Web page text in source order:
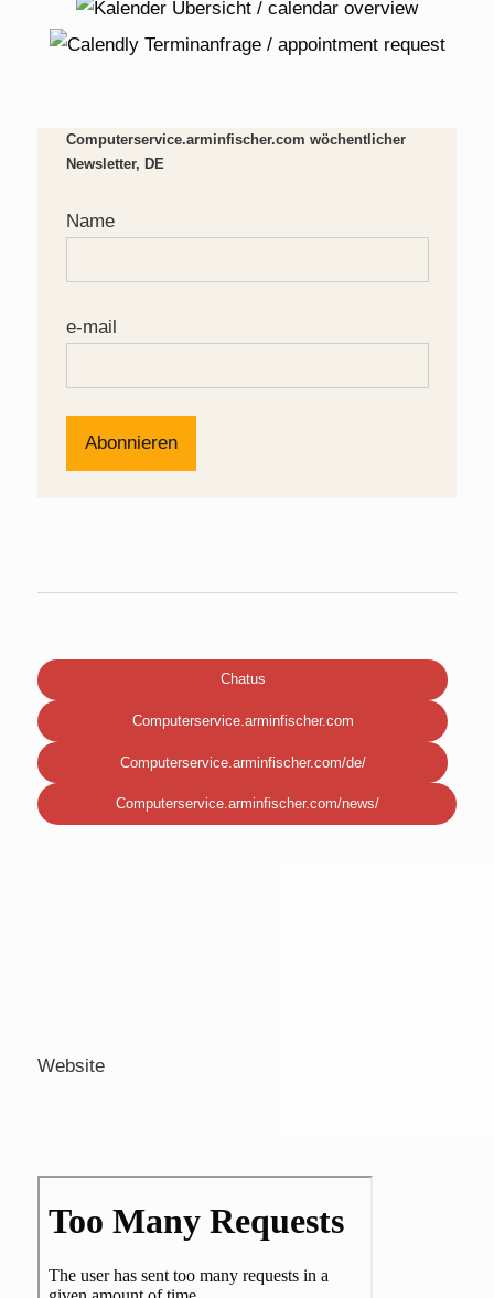
Computerservice.arminfischer.com wöchentlicher
Newsletter, DE
Name
e-mail
Chatus
Computerservice.arminfischer.com
Computerservice.arminfischer.com/de/
Computerservice.arminfischer.com/news/
Website